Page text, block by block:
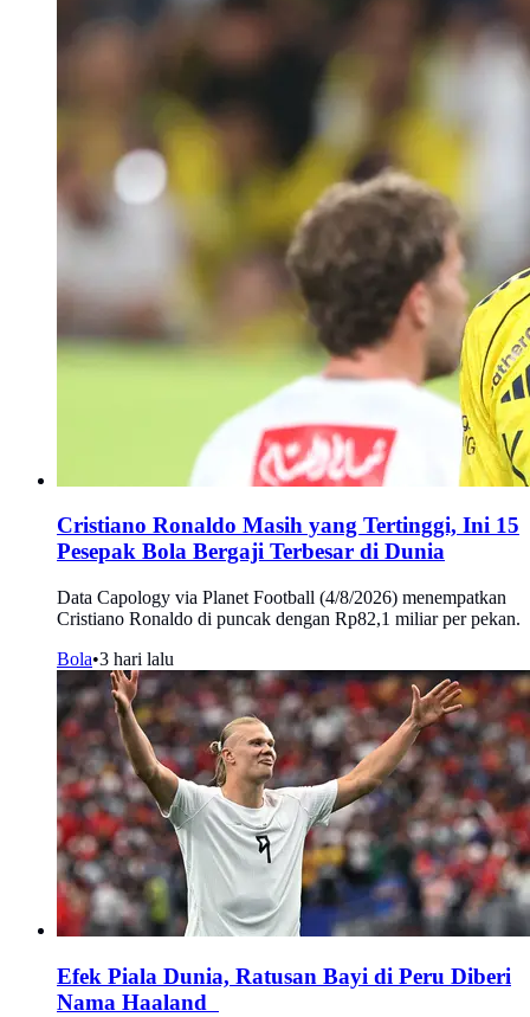
Cristiano Ronaldo Masih yang Tertinggi, Ini 15
Pesepak Bola Bergaji Terbesar di Dunia
Data Capology via Planet Football (4/8/2026) menempatkan
Cristiano Ronaldo di puncak dengan Rp82,1 miliar per pekan.
Bola•3 hari lalu
Efek Piala Dunia, Ratusan Bayi di Peru Diberi
Nama Haaland